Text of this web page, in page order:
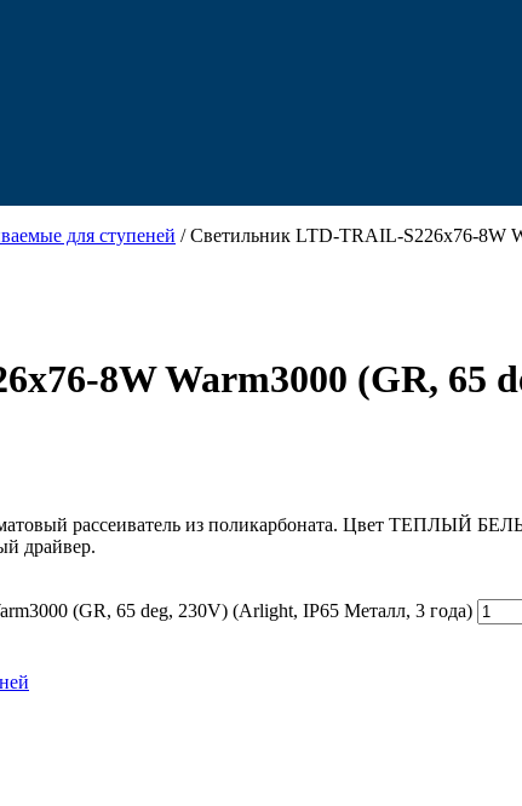
для ступеней / Светильник LTD-TRAIL-S226x76-8W
8W Warm3000 (GR, 65
рассеиватель из поликарбоната. Цвет ТЕПЛЫЙ
драйвер.
(GR, 65 deg, 230V) (Arlight, IP65 Металл, 3 года)